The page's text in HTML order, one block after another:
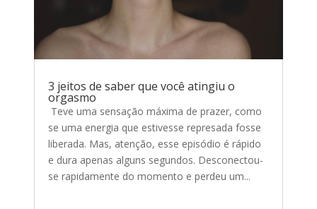
3 jeitos de saber que você atingiu o
orgasmo
Teve uma sensação máxima de prazer, como
se uma energia que estivesse represada fosse
liberada. Mas, atenção, esse episódio é rápido
e dura apenas alguns segundos. Desconectou-
se rapidamente do momento e perdeu um...